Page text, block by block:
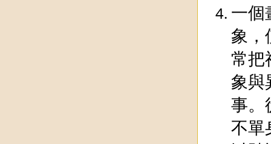
一個
象，
常把
象與
事。
不單